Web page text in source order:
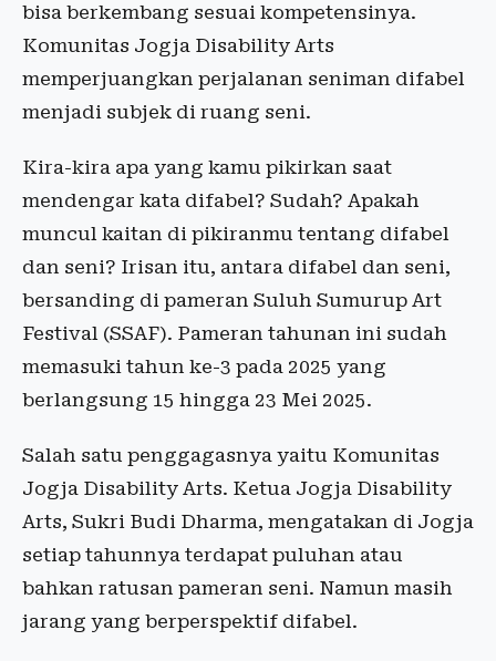
bisa berkembang sesuai kompetensinya.
Komunitas Jogja Disability Arts
memperjuangkan perjalanan seniman difabel
menjadi subjek di ruang seni.
Kira-kira apa yang kamu pikirkan saat
mendengar kata difabel? Sudah? Apakah
muncul kaitan di pikiranmu tentang difabel
dan seni? Irisan itu, antara difabel dan seni,
bersanding di pameran Suluh Sumurup Art
Festival (SSAF). Pameran tahunan ini sudah
memasuki tahun ke-3 pada 2025 yang
berlangsung 15 hingga 23 Mei 2025.
Salah satu penggagasnya yaitu Komunitas
Jogja Disability Arts. Ketua Jogja Disability
Arts, Sukri Budi Dharma, mengatakan di Jogja
setiap tahunnya terdapat puluhan atau
bahkan ratusan pameran seni. Namun masih
jarang yang berperspektif difabel.